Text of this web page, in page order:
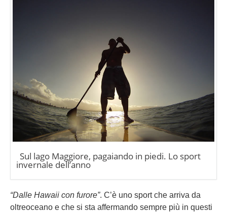
Sul lago Maggiore, pagaiando in piedi. Lo sport
invernale dell’anno
“Dalle Hawaii con furore”. C’è uno sport che arriva da
oltreoceano e che si sta affermando sempre più in questi